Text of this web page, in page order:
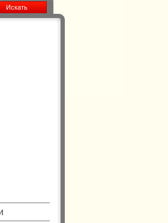
Искать